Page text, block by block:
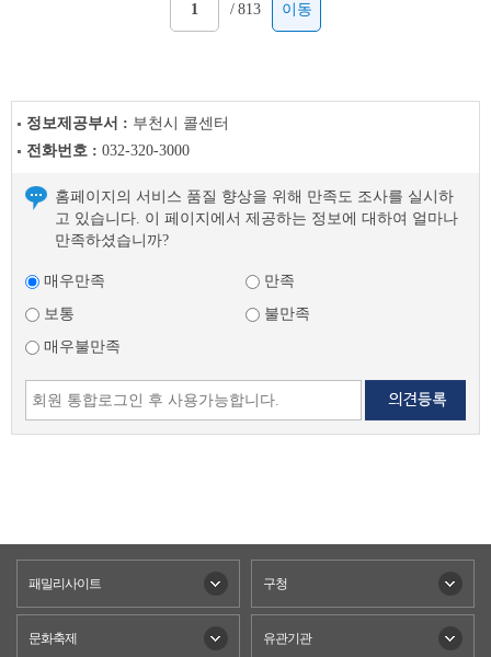
/ 813 이동
정보제공부서 : 부천시 콜센터
전화번호 : 032-320-3000
홈페이지의 서비스 품질 향상을 위해 만족도 조사를 실시하
고 있습니다. 이 페이지에서 제공하는 정보에 대하여 얼마나
만족하셨습니까?
매우만족
만족
보통
불만족
매우불만족
패밀리사이트 구청
문화축제 유관기관